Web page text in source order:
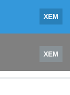
XEM
XEM